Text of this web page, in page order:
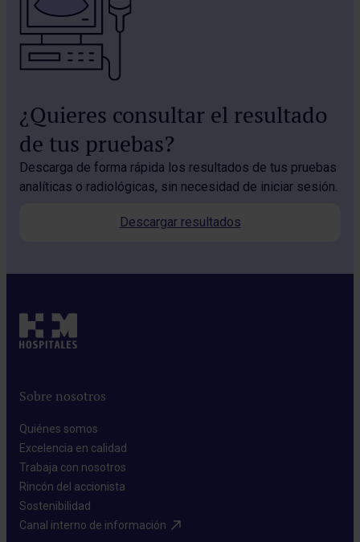
¿Quieres consultar el resultado
de tus pruebas?
Descarga de forma rápida los resultados de tus pruebas
analíticas o radiológicas, sin necesidad de iniciar sesión.
Descargar resultados
Sobre nosotros
Quiénes somos​
Excelencia en calidad​
Trabaja con nosotros​
Rincón del accionista​
Sostenibilidad​
Canal interno de información​